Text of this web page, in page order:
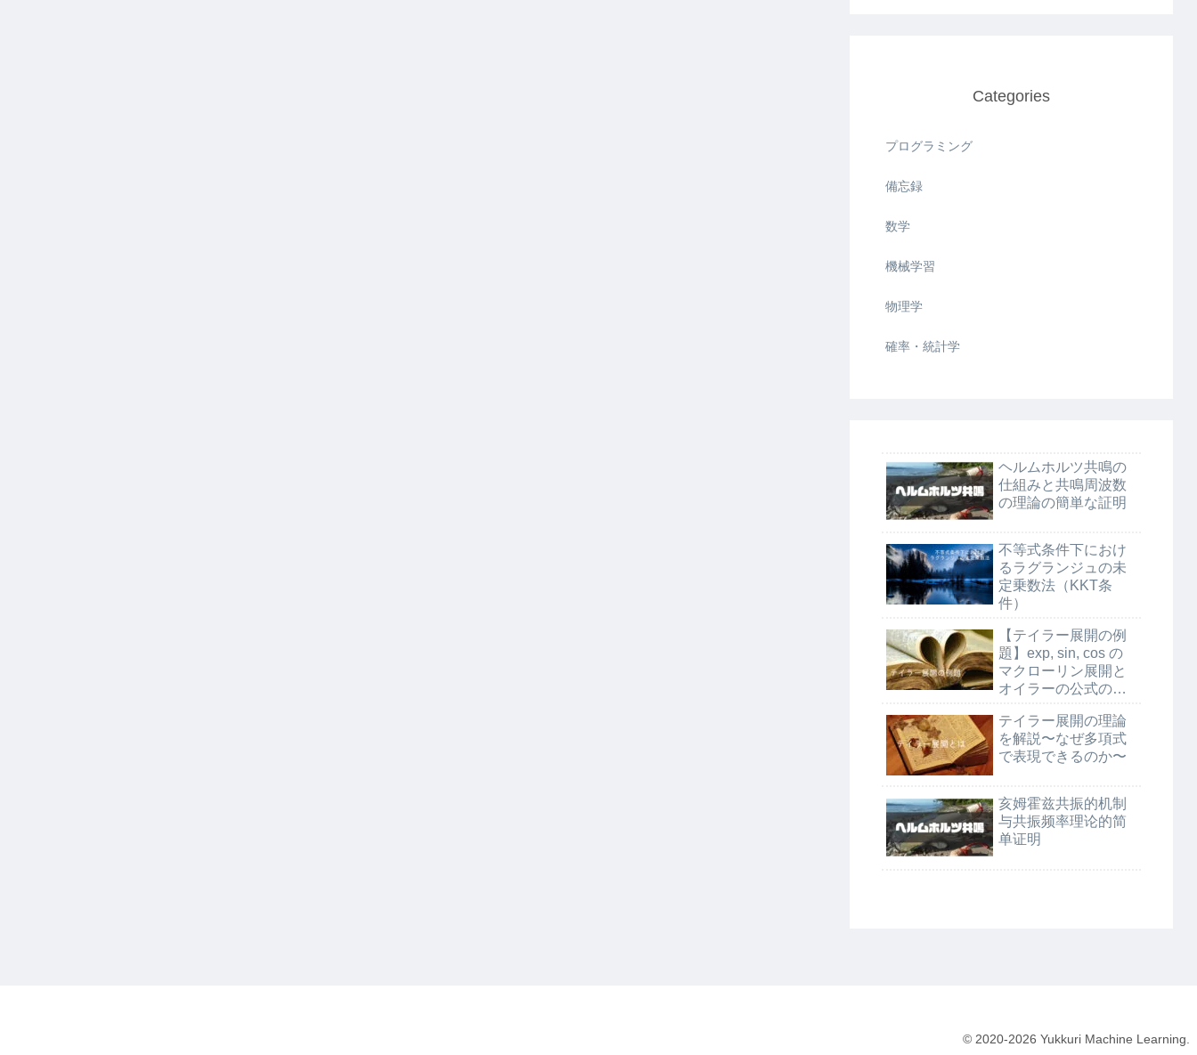
Categories
プログラミング
備忘録
数学
機械学習
物理学
確率・統計学
ヘルムホルツ共鳴の
仕組みと共鳴周波数
の理論の簡単な証明
不等式条件下におけ
るラグランジュの未
定乗数法（KKT条
件）
【テイラー展開の例
題】exp, sin, cos の
マクローリン展開と
オイラーの公式の証
テイラー展開の理論
を解説〜なぜ多項式
で表現できるのか〜
亥姆霍兹共振的机制
与共振频率理论的简
单证明
© 2020-2026 Yukkuri Machine Learning.